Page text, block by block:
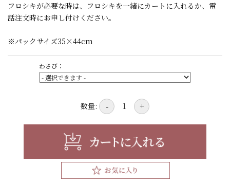
フロシキが必要な時は、フロシキを一緒にカートに入れるか、電
話注文時にお申し付けください。
※パックサイズ35×44cm
わさび：
数量: - +